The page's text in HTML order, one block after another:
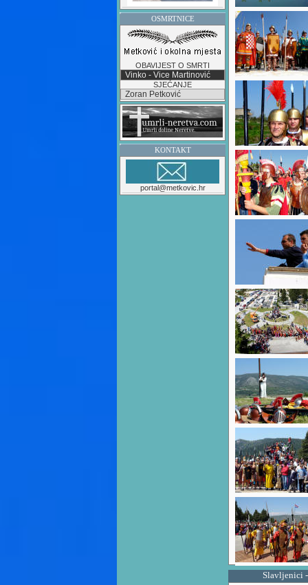
OSMRTNICE
OBAVIJEST O SMRTI
Vinko - Vice Martinović
SJEĆANJE
Zoran Petković
KONTAKT
portal@metkovic.hr
Slavljenici